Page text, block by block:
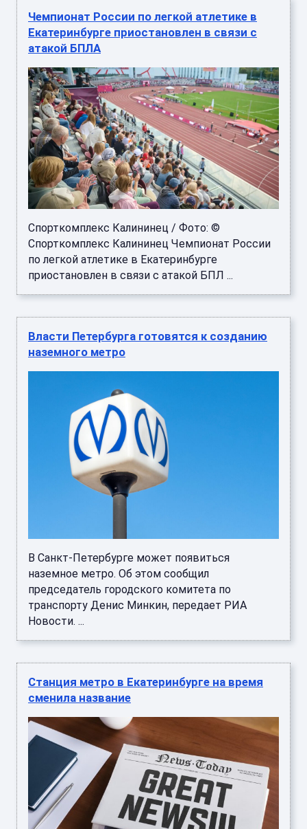
Чемпионат России по легкой атлетике в
Екатеринбурге приостановлен в связи с
атакой БПЛА
Спорткомплекс Калининец / Фото: ©
Спорткомплекс Калининец Чемпионат России
по легкой атлетике в Екатеринбурге
приостановлен в связи с атакой БПЛ ...
Власти Петербурга готовятся к созданию
наземного метро
В Санкт-Петербурге может появиться
наземное метро. Об этом сообщил
председатель городского комитета по
транспорту Денис Минкин, передает РИА
Новости. ...
Станция метро в Екатеринбурге на время
сменила название